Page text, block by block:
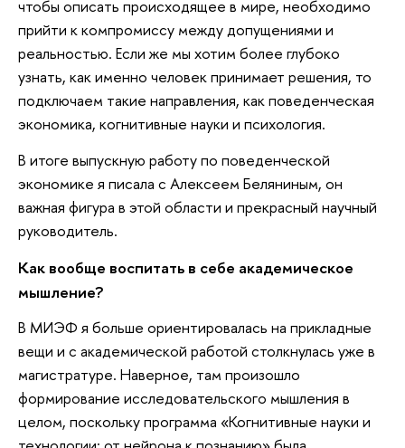
чтобы описать происходящее в мире, необходимо
прийти к компромиссу между допущениями и
реальностью. Если же мы хотим более глубоко
узнать, как именно человек принимает решения, то
подключаем такие направления, как поведенческая
экономика, когнитивные науки и психология.
В итоге выпускную работу по поведенческой
экономике я писала с Алексеем Беляниным, он
важная фигура в этой области и прекрасный научный
руководитель.
Как вообще воспитать в себе академическое
мышление?
В МИЭФ я больше ориентировалась на прикладные
вещи и с академической работой столкнулась уже в
магистратуре. Наверное, там произошло
формирование исследовательского мышления в
целом, поскольку программа «Когнитивные науки и